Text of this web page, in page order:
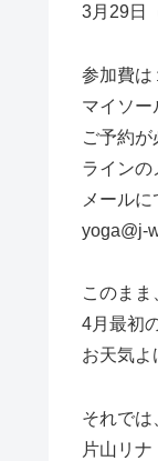
3月29日
参加費は
マイソー
ご予約が
ラインの
メールに
yoga@j-
このま
4月最初
お天気よ
それでは
片山リナ